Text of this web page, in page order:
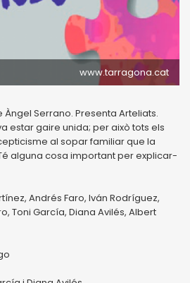
www.tarragona.cat
Àngel Serrano. Presenta Arteliats.
estar gaire unida; per això tots els
al sopar familiar que la
alguna cosa important per explicar-
Andrés Faro, Iván Rodríguez,
Toni García, Diana Avilés, Albert